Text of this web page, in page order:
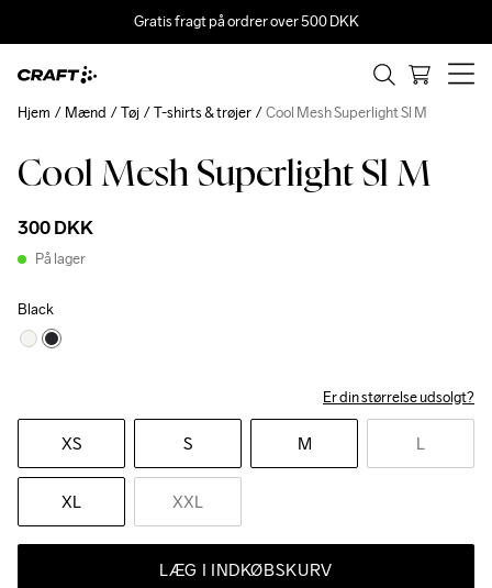
Gratis fragt på ordrer over 500 DKK
Cool Mesh Superlight Sl M
300 DKK
På lager
Black
Er din størrelse udsolgt?
XS S M L
XL XXL
LÆG I INDKØBSKURV
Hjem Mænd Tøj T-shirts & trøjer Cool Mesh Superlight Sl M